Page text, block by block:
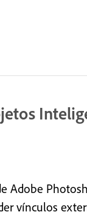
Adobe
vínculos